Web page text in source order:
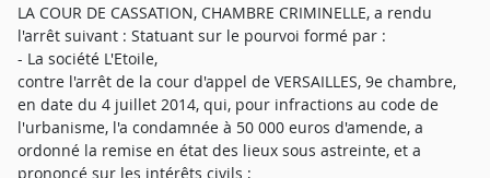
LA COUR DE CASSATION, CHAMBRE CRIMINELLE, a rendu
l'arrêt suivant : Statuant sur le pourvoi formé par :
- La société L'Etoile,
contre l'arrêt de la cour d'appel de VERSAILLES, 9e chambre,
en date du 4 juillet 2014, qui, pour infractions au code de
l'urbanisme, l'a condamnée à 50 000 euros d'amende, a
ordonné la remise en état des lieux sous astreinte, et a
prononcé sur les intérêts civils ;